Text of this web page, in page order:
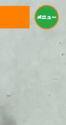
メニュー